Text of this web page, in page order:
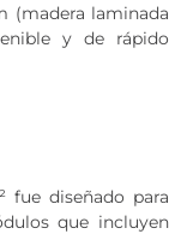
(madera laminada
y de rápido
fue diseñado para
que incluyen